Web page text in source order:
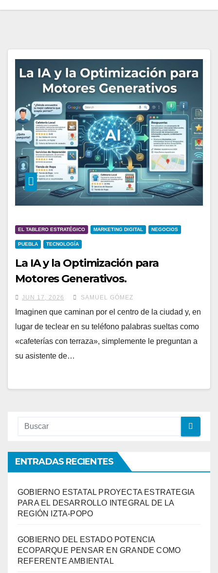
EL TABLERO ESTRATÉGICO MARKETING DIGITAL NEGOCIOS
PUEBLA TECNOLOGÍA
La IA y la Optimización para
Motores Generativos.
JUN 17, 2026 SAMUEL GÓMEZ
Imaginen que caminan por el centro de la ciudad y, en
lugar de teclear en su teléfono palabras sueltas como
«cafeterías con terraza», simplemente le preguntan a
su asistente de…
ENTRADAS RECIENTES
GOBIERNO ESTATAL PROYECTA ESTRATEGIA
PARA EL DESARROLLO INTEGRAL DE LA
REGIÓN IZTA-POPO
GOBIERNO DEL ESTADO POTENCIA
ECOPARQUE PENSAR EN GRANDE COMO
REFERENTE AMBIENTAL